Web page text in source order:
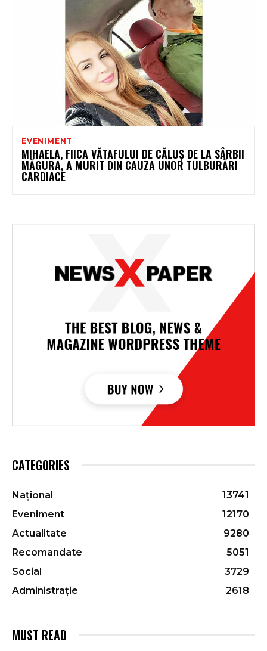
EVENIMENT
MIHAELA, FIICA VĂTAFULUI DE CĂLUȘ DE LA SÂRBII
MĂGURA, A MURIT DIN CAUZA UNOR TULBURĂRI
CARDIACE
CATEGORIES
Național
13741
Eveniment
12170
Actualitate
9280
Recomandate
5051
Social
3729
Administrație
2618
MUST READ